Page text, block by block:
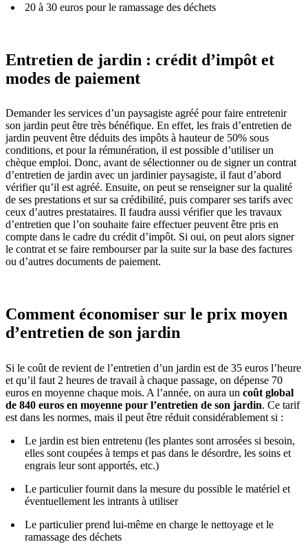
20 à 30 euros pour le ramassage des déchets
Entretien de jardin : crédit d’impôt et
modes de paiement
Demander les services d’un paysagiste agréé pour faire entretenir
son jardin peut être très bénéfique. En effet, les frais d’entretien de
jardin peuvent être déduits des impôts à hauteur de 50% sous
conditions, et pour la rémunération, il est possible d’utiliser un
chèque emploi. Donc, avant de sélectionner ou de signer un contrat
d’entretien de jardin avec un jardinier paysagiste, il faut d’abord
vérifier qu’il est agréé. Ensuite, on peut se renseigner sur la qualité
de ses prestations et sur sa crédibilité, puis comparer ses tarifs avec
ceux d’autres prestataires. Il faudra aussi vérifier que les travaux
d’entretien que l’on souhaite faire effectuer peuvent être pris en
compte dans le cadre du crédit d’impôt. Si oui, on peut alors signer
le contrat et se faire rembourser par la suite sur la base des factures
ou d’autres documents de paiement.
Comment économiser sur le prix moyen
d’entretien de son jardin
Si le coût de revient de l’entretien d’un jardin est de 35 euros l’heure
et qu’il faut 2 heures de travail à chaque passage, on dépense 70
euros en moyenne chaque mois. A l’année, on aura un coût global
de 840 euros en moyenne pour l’entretien de son jardin. Ce tarif
est dans les normes, mais il peut être réduit considérablement si :
Le jardin est bien entretenu (les plantes sont arrosées si besoin,
elles sont coupées à temps et pas dans le désordre, les soins et
engrais leur sont apportés, etc.)
Le particulier fournit dans la mesure du possible le matériel et
éventuellement les intrants à utiliser
Le particulier prend lui-même en charge le nettoyage et le
ramassage des déchets